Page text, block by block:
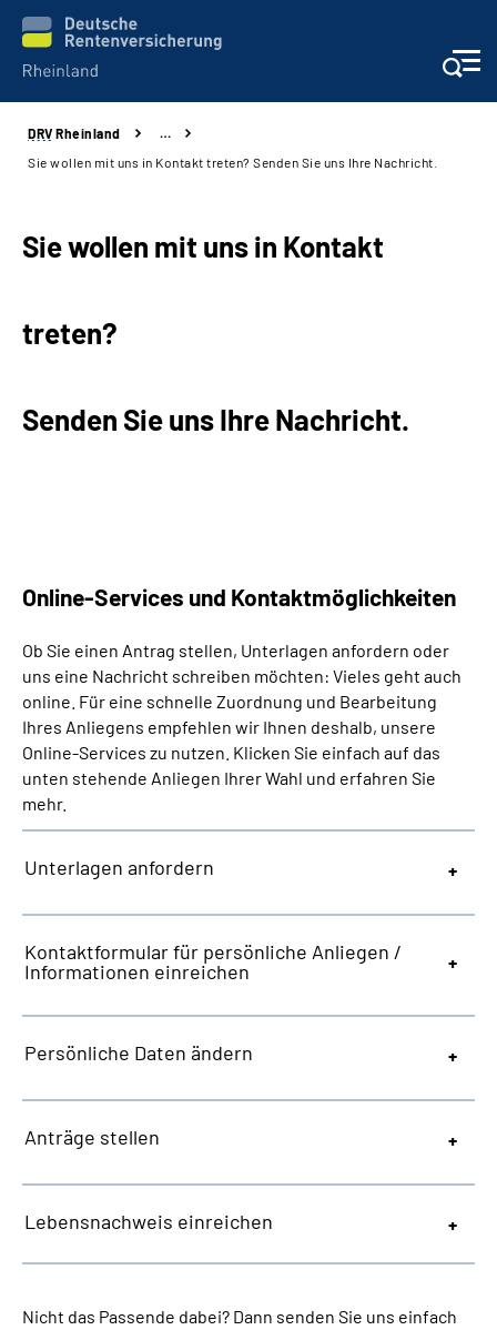
Aktuelles
Klinikverbund
Suche
Mein Kundenportal
DRV Rheinland
…
Sie wollen mit uns in Kontakt treten? Senden Sie uns Ihre Nachricht.
Sie wollen mit uns in Kontakt
treten?
Senden Sie uns Ihre Nachricht.
Online-Services und Kontaktmöglichkeiten
Ob Sie einen Antrag stellen, Unterlagen anfordern oder
uns eine Nachricht schreiben möchten: Vieles geht auch
online. Für eine schnelle Zuordnung und Bearbeitung
Ihres Anliegens empfehlen wir Ihnen deshalb, unsere
Online-Services zu nutzen. Klicken Sie einfach auf das
unten stehende Anliegen Ihrer Wahl und erfahren Sie
mehr.
Unterlagen anfordern
Kontaktformular für persönliche Anliegen /
Informationen einreichen
Persönliche Daten ändern
Anträge stellen
Lebensnachweis einreichen
Nicht das Passende dabei? Dann senden Sie uns einfach